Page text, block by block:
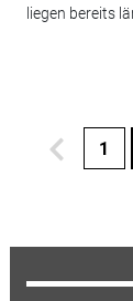
liegen bereits
1